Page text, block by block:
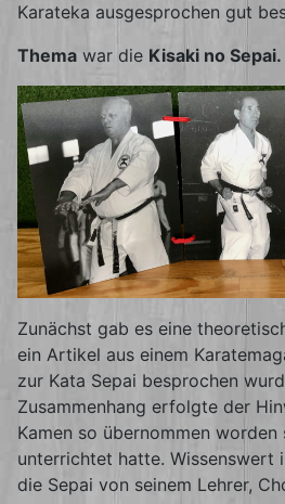
Karateka ausgesprochen gut
Thema war die Kisaki no Sepai.
Zunächst gab es eine
ein Artikel aus einem
zur Kata Sepai besprochen
Zusammenhang erfolgte der
Kamen so übernommen
unterrichtet hatte. Wissenswert
die Sepai von seinem Lehrer,